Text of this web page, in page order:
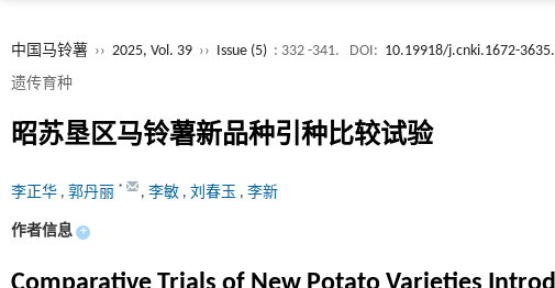
中国马铃薯 ›› 2025, Vol. 39 ›› Issue (5) : 332 -341. DOI: 10.19918/j.cnki.1672-
遗传育种
昭苏垦区马铃薯新品种引种比较试验
李正华 , 郭丹丽 * , 李敏 , 刘春玉 , 李新
作者信息 +